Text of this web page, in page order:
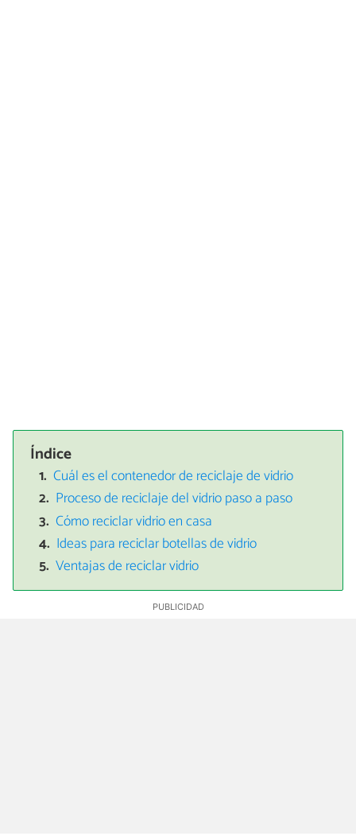
Índice
Cuál es el contenedor de reciclaje de vidrio
Proceso de reciclaje del vidrio paso a paso
Cómo reciclar vidrio en casa
Ideas para reciclar botellas de vidrio
Ventajas de reciclar vidrio